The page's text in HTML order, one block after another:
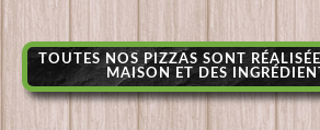
TOUTES NOS PIZZAS SONT
MAISON ET DES